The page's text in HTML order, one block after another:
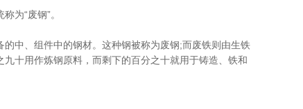
为“废钢”。
中、组件中的钢材。这种钢被称为废钢;而废铁则由生铁
十用作炼钢原料，而剩下的百分之十就用于铸造、铁和